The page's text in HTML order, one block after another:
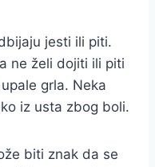
jesti ili piti.
ne želi dojiti ili piti
grla. Neka
iz usta zbog boli.
biti znak da se